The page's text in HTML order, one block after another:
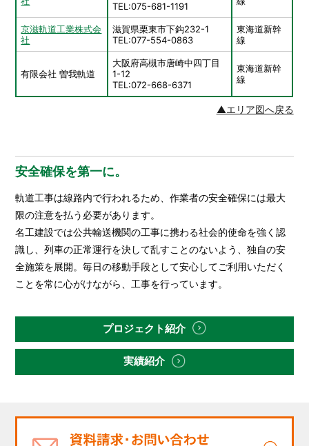
TEL:075-681-1191
京滋軌道工業株式会
社
滋賀県栗東市下鈎232-1
TEL:077-554-0863
東海道新幹
線
有限会社 曽我軌道
大阪府高槻市唐崎中四丁目
1-12
TEL:072-668-6371
東海道新幹
線
▲エリア図へ戻る
安全確保を第一に。
軌道工事は線路内で行われるため、作業者の安全確保には最大
限の注意を払う必要があります。
名工建設では公共輸送機関の工事に携わる社会的使命を強く認
識し、列車の正常運行を決して乱すことのないよう、独自の安
全施策を展開。毎日の移動手段として安心してご利用いただく
ことを常に心がけながら、工事を行っています。
プロジェクト紹介
実績紹介